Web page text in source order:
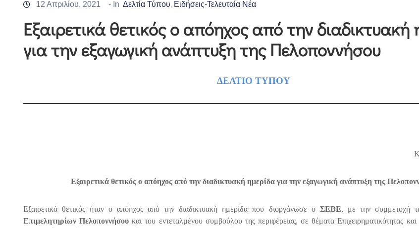
12 Απριλίου, 2021 - In Δελτία Τύπου Ειδήσεις-Τελευταία Νέα
Εξαιρετικά θετικός ο απόηχος από την διαδικτυακή
για την εξαγωγική ανάπτυξη της Πελοποννήσου
ΔΕΛΤΙΟ ΤΥΠΟΥ
Εξαιρετικά θετικός ο απόηχος από την διαδικτυακή ημερίδα για την εξαγωγική ανάπτυξη της
Εξαιρετικά θετικός ήταν ο απόηχος από την διαδικτυακή ημερίδα που διοργάνωσε ο ΣΕΒΕ, με την συμμετοχή
Επιμελητηρίων Πελοποννήσου και του εντεταλμένου συμβούλου της περιφέρειας, σε θέματα Επιχειρηματικότητας και